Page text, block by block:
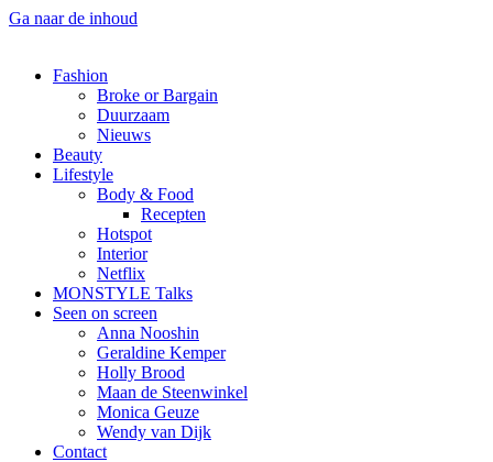
Ga naar de inhoud
Fashion
Broke or Bargain
Duurzaam
Nieuws
Beauty
Lifestyle
Body & Food
Recepten
Hotspot
Interior
Netflix
MONSTYLE Talks
Seen on screen
Anna Nooshin
Geraldine Kemper
Holly Brood
Maan de Steenwinkel
Monica Geuze
Wendy van Dijk
Contact